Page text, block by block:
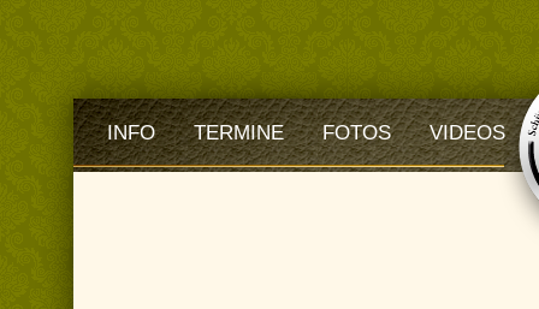
INFO TERMINE FOTOS VIDEOS